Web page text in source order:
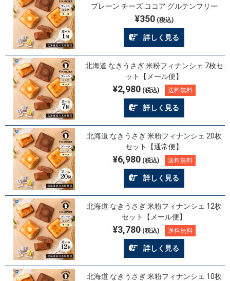
プレーン チーズ ココア グルテンフリー
¥350(税込)
詳しく見る
北海道 なきうさぎ 米粉フィナンシェ 7枚セ
ット【メール便】
¥2,980(税込) 送料無料
詳しく見る
北海道 なきうさぎ 米粉フィナンシェ 20枚
セット【通常便】
¥6,980(税込) 送料無料
詳しく見る
北海道 なきうさぎ 米粉フィナンシェ 12枚
セット【メール便】
¥3,780(税込) 送料無料
詳しく見る
北海道 なきうさぎ 米粉フィナンシェ 10枚